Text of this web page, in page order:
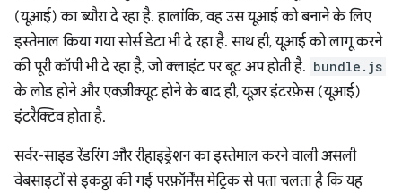
(यूआई) का ब्यौरा दे रहा है. हालांकि, वह उस यूआई को बनाने के लिए
इस्तेमाल किया गया सोर्स डेटा भी दे रहा है. साथ ही, यूआई को लागू करने
की पूरी कॉपी भी दे रहा है, जो क्लाइंट पर बूट अप होती है. bundle.js
के लोड होने और एक्ज़ीक्यूट होने के बाद ही, यूज़र इंटरफ़ेस (यूआई)
इंटरैक्टिव होता है.
सर्वर-साइड रेंडरिंग और रीहाइड्रेशन का इस्तेमाल करने वाली असली
वेबसाइटों से इकट्ठा की गई परफ़ॉर्मेंस मेट्रिक से पता चलता है कि यह